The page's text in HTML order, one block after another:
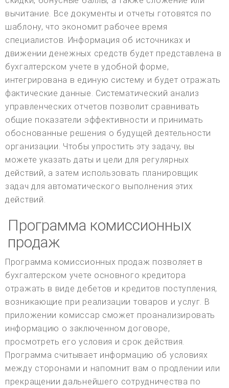
вычитание. Все документы и отчеты готовятся по
шаблону, что экономит рабочее время
специалистов. Информация об источниках и
движении денежных средств будет представлена в
бухгалтерском учете в удобной форме,
интегрирована в единую систему и будет отражать
фактические данные. Систематический анализ
управленческих отчетов позволит сравнивать
общие показатели эффективности и принимать
обоснованные решения о будущей деятельности
организации. Чтобы упростить эту задачу, вы
можете указать даты и цели для регулярных
действий, а затем использовать планировщик
задач для автоматического выполнения этих
действий.
Программа комиссионных
продаж
Программа комиссионных продаж позволяет в
бухгалтерском учете основного кредитора
отражать в виде дебетов и кредитов поступления,
возникающие при реализации товаров и услуг. В
приложении комиссар сможет проанализировать
информацию о заключенном договоре,
просмотреть его условия и срок действия.
Программа считывает информацию об условиях
между сторонами и напомнит вам о продлении или
прекращении дальнейшего сотрудничества по